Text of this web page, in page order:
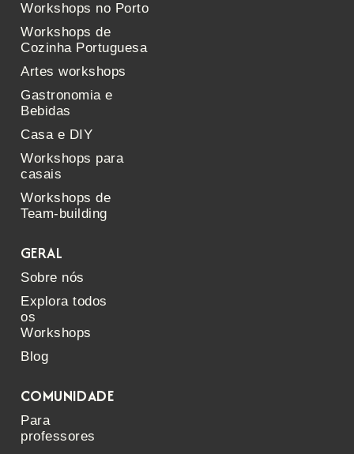
Workshops no Porto
Workshops de
Cozinha Portuguesa
Artes workshops
Gastronomia e
Bebidas
Casa e DIY
Workshops para
casais
Workshops de
Team-building
GERAL
Sobre nós
Explora todos
os
Workshops
Blog
COMUNIDADE
Para
professores